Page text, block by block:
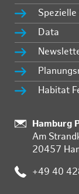
Data
Habitat
Standort:
Hamburg
Am
20457
Telefon:
+49 40